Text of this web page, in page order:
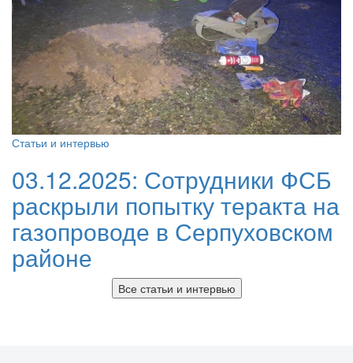
Статьи и интервью
03.12.2025: Сотрудники ФСБ
раскрыли попытку теракта на
газопроводе в Серпуховском
районе
Все статьи и интервью